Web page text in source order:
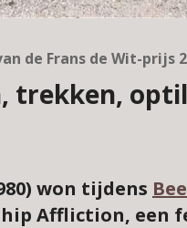
de Frans de Wit-prijs
trekken,
won tijdens
Affliction, een